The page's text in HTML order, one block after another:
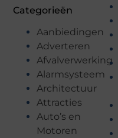
Categorieën
Aanbiedingen
Adverteren
Afvalverwerking
Alarmsysteem
Architectuur
Attracties
Auto’s en
Motoren